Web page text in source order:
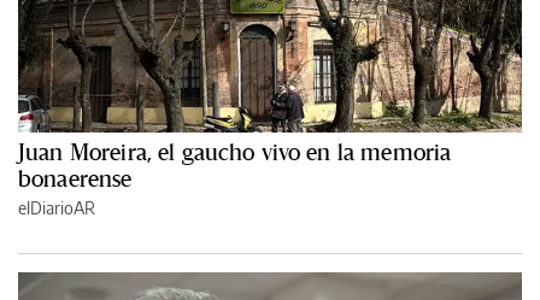
Juan Moreira, el gaucho vivo en la memoria
bonaerense
elDiarioAR